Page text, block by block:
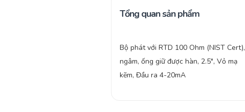
Tổng quan sản phẩm
Bộ phát với RTD 100 Ohm (NIST Cert),
ngâm, ống giữ được hàn, 2.5″, Vỏ mạ
kẽm, Đầu ra 4-20mA